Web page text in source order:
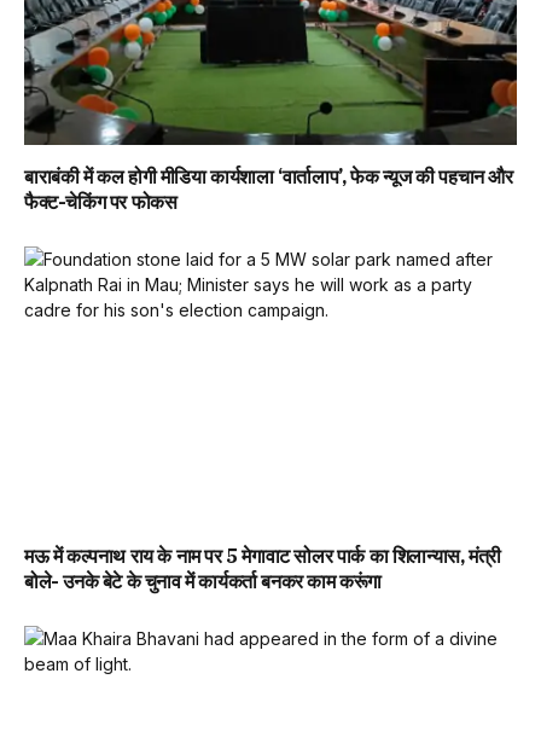
बाराबंकी में कल होगी मीडिया कार्यशाला ‘वार्तालाप’, फेक न्यूज की पहचान और
फैक्ट-चेकिंग पर फोकस
मऊ में कल्पनाथ राय के नाम पर 5 मेगावाट सोलर पार्क का शिलान्यास, मंत्री
बोले- उनके बेटे के चुनाव में कार्यकर्ता बनकर काम करूंगा